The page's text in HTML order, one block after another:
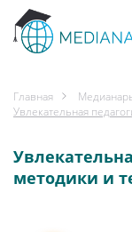
Главная
Увлекательная
методики и